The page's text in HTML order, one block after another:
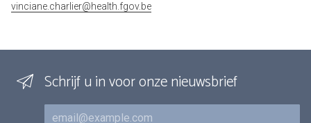
vinciane.charlier@health.fgov.be
Schrijf u in voor onze nieuwsbrief
E-mail